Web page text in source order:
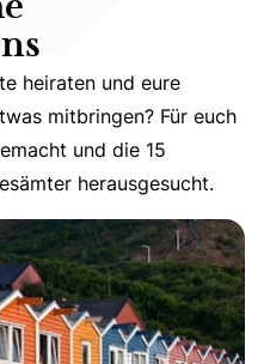
heiraten und eure
heiraten und eure
mitbringen? Für euch
und die 15
herausgesucht.